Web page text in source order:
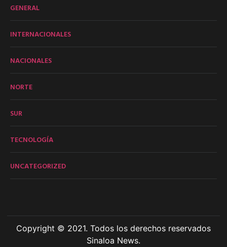
GENERAL
INTERNACIONALES
NACIONALES
NORTE
SUR
TECNOLOGÍA
UNCATEGORIZED
Copyright © 2021. Todos los derechos reservados
Sinaloa News.